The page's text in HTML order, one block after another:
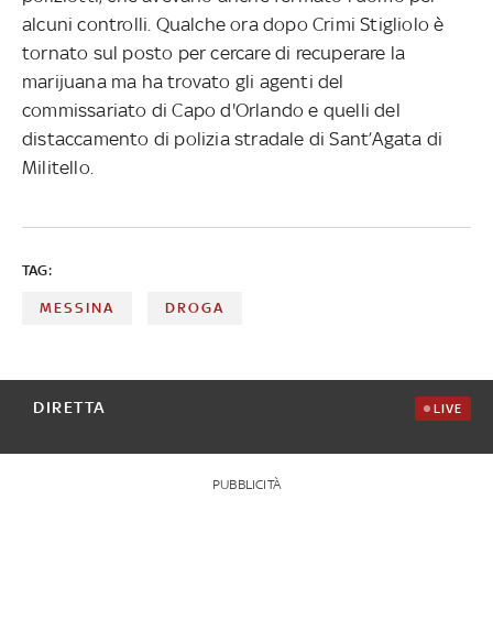
alcuni controlli. Qualche ora dopo Crimi Stigliolo è
tornato sul posto per cercare di recuperare la
marijuana ma ha trovato gli agenti del
commissariato di Capo d'Orlando e quelli del
distaccamento di polizia stradale di Sant’Agata di
Militello.
TAG:
MESSINA DROGA
DIRETTA LIVE
PUBBLICITÀ